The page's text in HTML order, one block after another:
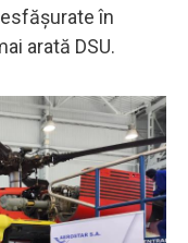
în
arată DSU.